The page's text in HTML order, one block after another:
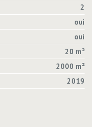
2
oui
oui
20 m²
2000 m²
2019